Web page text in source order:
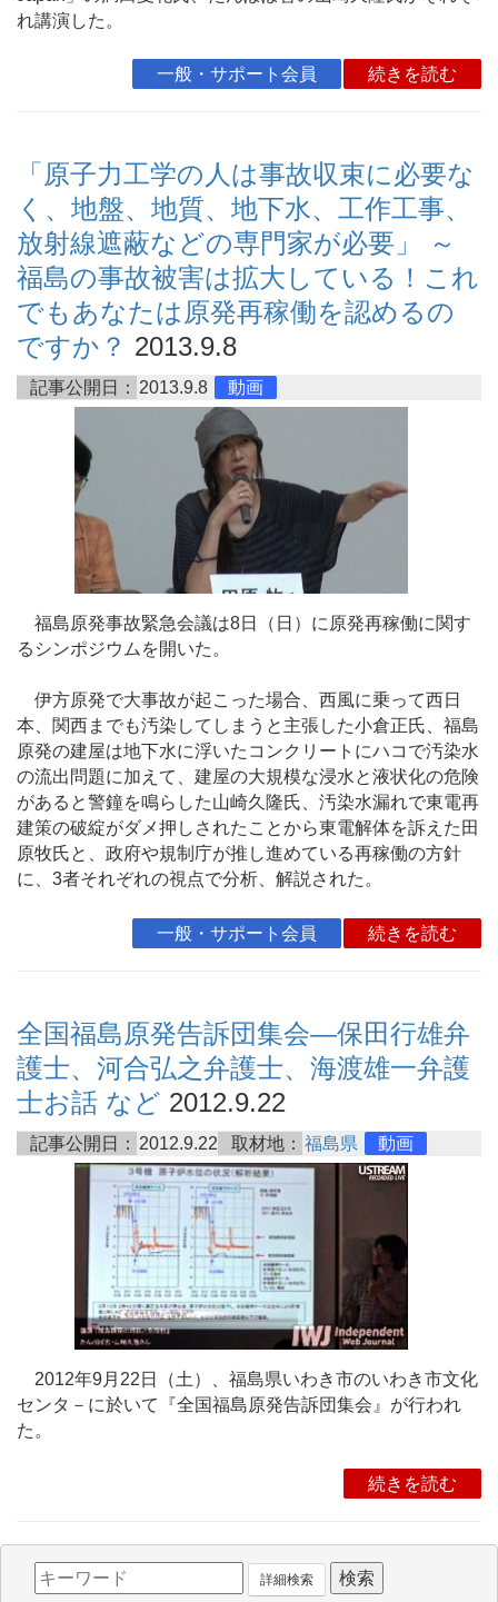
れ講演した。
一般・サポート会員 続きを読む
「原子力工学の人は事故収束に必要な
く、地盤、地質、地下水、工作工事、
放射線遮蔽などの専門家が必要」 ～
福島の事故被害は拡大している！これ
でもあなたは原発再稼働を認めるの
ですか？ 2013.9.8
記事公開日： 2013.9.8 動画
福島原発事故緊急会議は8日（日）に原発再稼働に関す
るシンポジウムを開いた。
伊方原発で大事故が起こった場合、西風に乗って西日
本、関西までも汚染してしまうと主張した小倉正氏、福島
原発の建屋は地下水に浮いたコンクリートにハコで汚染水
の流出問題に加えて、建屋の大規模な浸水と液状化の危険
があると警鐘を鳴らした山崎久隆氏、汚染水漏れで東電再
建策の破綻がダメ押しされたことから東電解体を訴えた田
原牧氏と、政府や規制庁が推し進めている再稼働の方針
に、3者それぞれの視点で分析、解説された。
一般・サポート会員 続きを読む
全国福島原発告訴団集会―保田行雄弁
護士、河合弘之弁護士、海渡雄一弁護
士お話 など 2012.9.22
記事公開日： 2012.9.22 取材地： 福島県 動画
2012年9月22日（土）、福島県いわき市のいわき市文化
センタ－に於いて『全国福島原発告訴団集会』が行われ
た。
続きを読む
詳細検索